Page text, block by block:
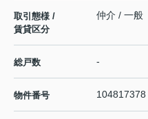
取引態様 /
賃貸区分
仲介 / 一般
総戸数 -
物件番号 104817378